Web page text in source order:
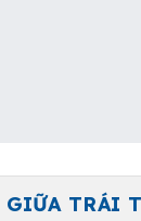
TRÁI